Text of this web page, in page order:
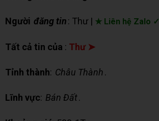
Người đăng tin: Thư | ★ Liên hệ Zalo ✓
Tất cả tin của : Thư ➤
Tỉnh thành: Châu Thành.
Lĩnh vực: Bán Đất.